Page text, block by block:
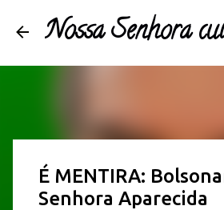
Nossa Senhora
É MENTIRA:
Senhora Aparecida